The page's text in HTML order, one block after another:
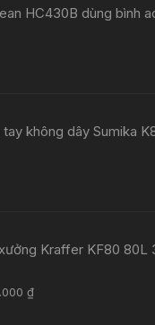
HC430B dùng bình
không dây Sumika
Kraffer KF80 80L
₫